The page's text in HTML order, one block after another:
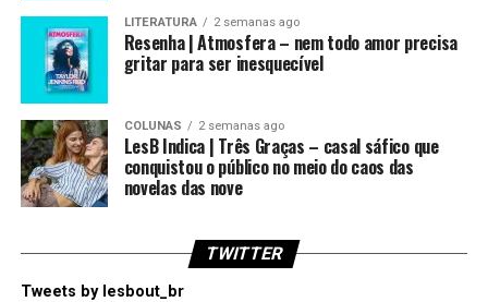
LITERATURA 2 semanas ago
Resenha | Atmosfera – nem todo amor precisa
gritar para ser inesquecível
COLUNAS 2 semanas ago
LesB Indica | Três Graças – casal sáfico que
conquistou o público no meio do caos das
novelas das nove
TWITTER
Tweets by lesbout_br